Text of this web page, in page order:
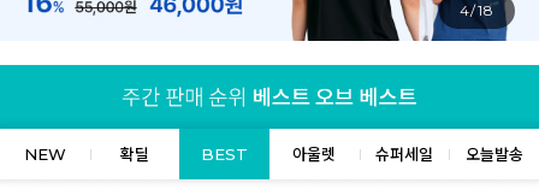
4/18
NEW 확딜 BEST 아울렛 슈퍼세일 오늘발송